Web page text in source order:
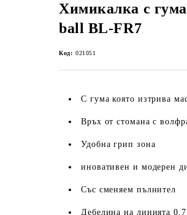
Химикалка с
ball BL-FR7
Код: 021051
С гума която изтрива
Връх от стомана с
Удобна грип зона
иновативен и модерен
Със сменяем пълнител
Дебелина на линията